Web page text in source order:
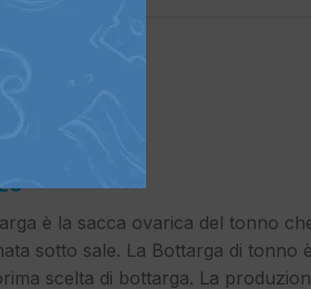
è la sacca ovarica del tonno
sotto sale. La Bottarga di tonno è
scelta di bottarga. La